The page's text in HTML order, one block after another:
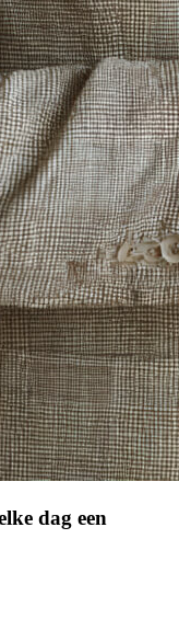
dag een